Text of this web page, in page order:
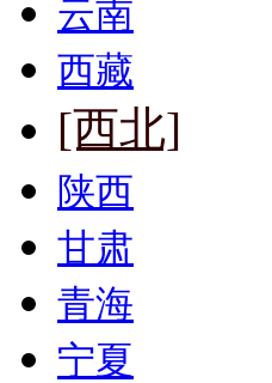
云南
西藏
[西北]
陕西
甘肃
青海
宁夏